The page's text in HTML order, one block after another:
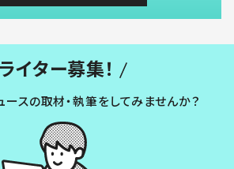
ライター募集！
ースの取材・執筆をしてみませんか？